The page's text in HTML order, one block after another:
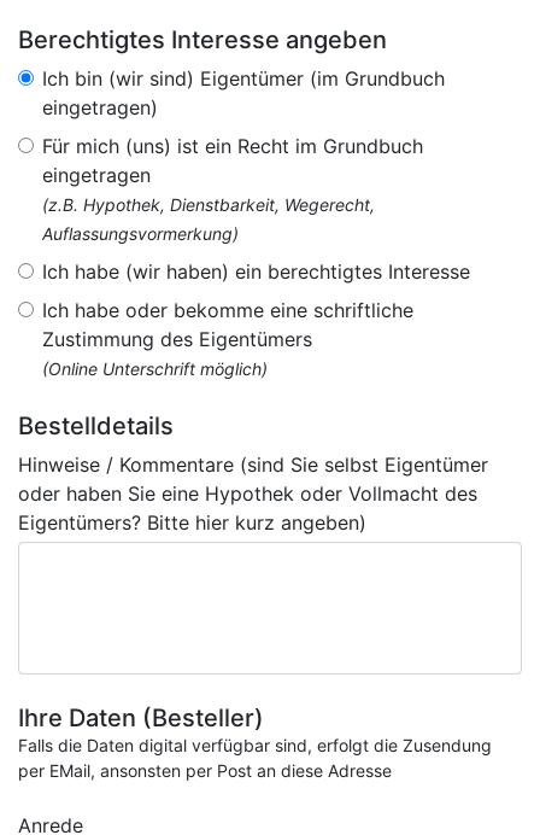
Berechtigtes Interesse angeben
Ich bin (wir sind) Eigentümer (im Grundbuch
eingetragen)
Für mich (uns) ist ein Recht im Grundbuch
eingetragen
(z.B. Hypothek, Dienstbarkeit, Wegerecht,
Auflassungsvormerkung)
Ich habe (wir haben) ein berechtigtes Interesse
Ich habe oder bekomme eine schriftliche
Zustimmung des Eigentümers
(Online Unterschrift möglich)
Bestelldetails
Hinweise / Kommentare (sind Sie selbst Eigentümer
oder haben Sie eine Hypothek oder Vollmacht des
Eigentümers? Bitte hier kurz angeben)
Ihre Daten (Besteller)
Falls die Daten digital verfügbar sind, erfolgt die Zusendung
per EMail, ansonsten per Post an diese Adresse
Anrede